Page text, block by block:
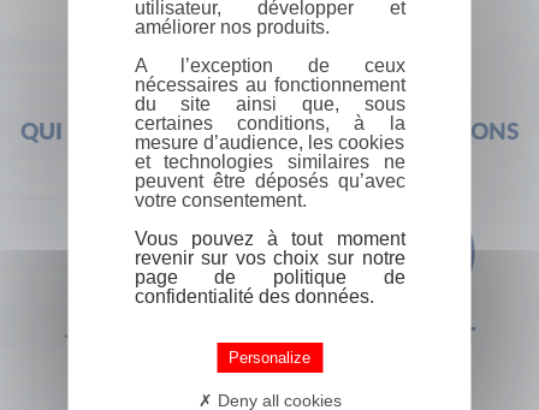
QUI SOMMES-NOUS ? FOIRE AUX QUESTIONS
+33 (0) 1 44 41 29 19 CONTACT
utilisateur, développer et
améliorer nos produits.
A l’exception de ceux
nécessaires au fonctionnement
du site ainsi que, sous
certaines conditions, à la
mesure d’audience, les cookies
et technologies similaires ne
peuvent être déposés qu’avec
votre consentement.
Vous pouvez à tout moment
revenir sur vos choix sur notre
page de politique de
confidentialité des données.
Personalize
Deny all cookies